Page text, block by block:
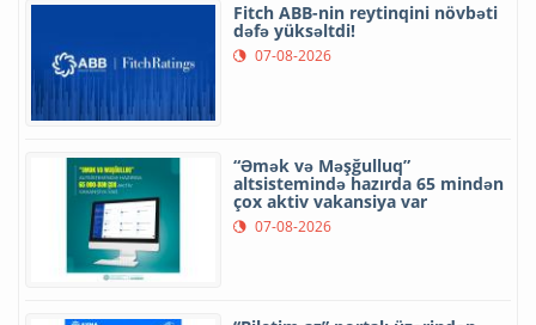
Fitch ABB-nin reytinqini növbəti
dəfə yüksəltdi!
07-08-2026
“Əmək və Məşğulluq”
altsistemində hazırda 65 mindən
çox aktiv vakansiya var
07-08-2026